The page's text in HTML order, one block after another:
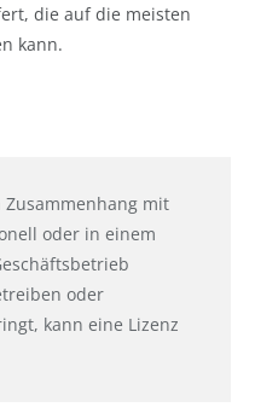
die auf die meisten
kann.
mit
oder in einem
oder
kann eine Lizenz